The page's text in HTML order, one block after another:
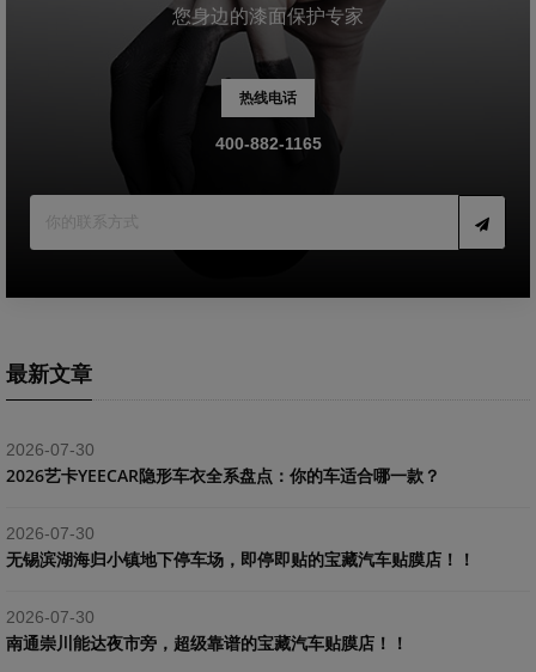
您身边的漆面保护专家
热线电话
400-882-1165
最新文章
2026-07-30
2026艺卡YEECAR隐形车衣全系盘点：你的车适合哪一款？
2026-07-30
​无锡滨湖海归小镇地下停车场，即停即贴的宝藏汽车贴膜店！！
2026-07-30
南通崇川能达夜市旁，超级靠谱的宝藏汽车贴膜店！！